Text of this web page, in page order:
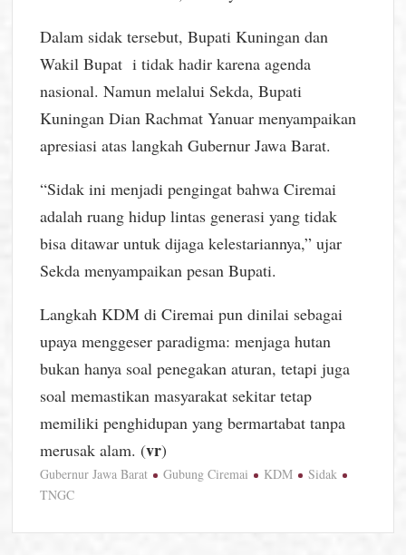
Dalam sidak tersebut, Bupati Kuningan dan
Wakil Bupat i tidak hadir karena agenda
nasional. Namun melalui Sekda, Bupati
Kuningan Dian Rachmat Yanuar menyampaikan
apresiasi atas langkah Gubernur Jawa Barat.
“Sidak ini menjadi pengingat bahwa Ciremai
adalah ruang hidup lintas generasi yang tidak
bisa ditawar untuk dijaga kelestariannya,” ujar
Sekda menyampaikan pesan Bupati.
Langkah KDM di Ciremai pun dinilai sebagai
upaya menggeser paradigma: menjaga hutan
bukan hanya soal penegakan aturan, tetapi juga
soal memastikan masyarakat sekitar tetap
memiliki penghidupan yang bermartabat tanpa
merusak alam. (vr)
Gubernur Jawa Barat Gubung Ciremai KDM
Sidak
TNGC